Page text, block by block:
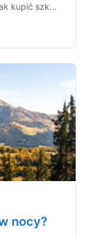
kupić szk...
nocy?